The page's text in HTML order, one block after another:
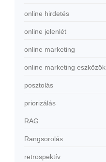
online hirdetés
online jelenlét
online marketing
online marketing eszközök
posztolás
priorizálás
RAG
Rangsorolás
retrospektív